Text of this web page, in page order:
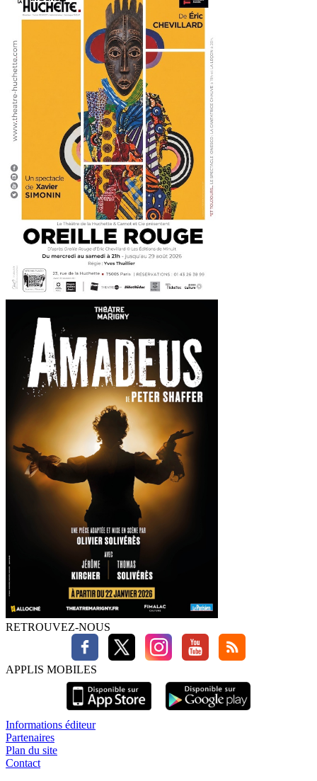
RETROUVEZ-NOUS
APPLIS MOBILES
Informations éditeur
Partenaires
Plan du site
Contact